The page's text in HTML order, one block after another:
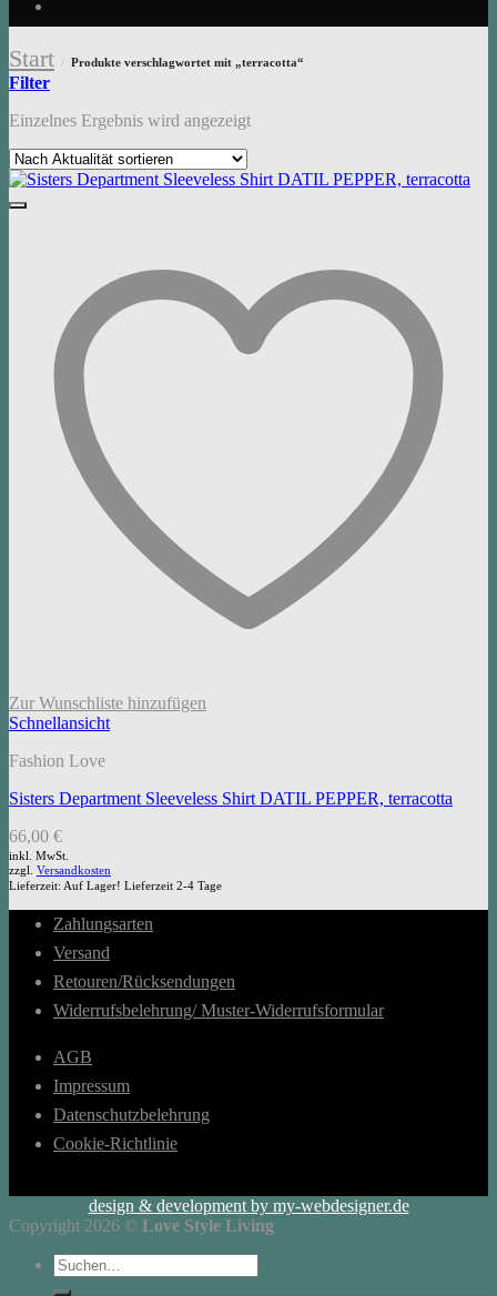
Start / Produkte verschlagwortet mit „terracotta“
Filter
Einzelnes Ergebnis wird angezeigt
Zur Wunschliste hinzufügen
Schnellansicht
Fashion Love
Sisters Department Sleeveless Shirt DATIL PEPPER, terracotta
66,00 €
inkl. MwSt.
zzgl. Versandkosten
Lieferzeit: Auf Lager! Lieferzeit 2-4 Tage
Zahlungsarten
Versand
Retouren/Rücksendungen
Widerrufsbelehrung/ Muster-Widerrufsformular
AGB
Impressum
Datenschutzbelehrung
Cookie-Richtlinie
design & development by my-webdesigner.de
Copyright 2026 © Love Style Living
Suchen
nach: